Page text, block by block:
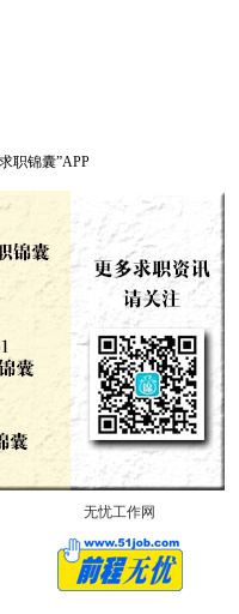
职锦囊”APP
无忧工作网